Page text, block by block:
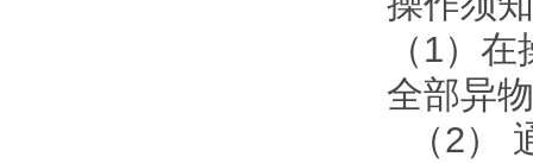
（1）
全部异
（2）